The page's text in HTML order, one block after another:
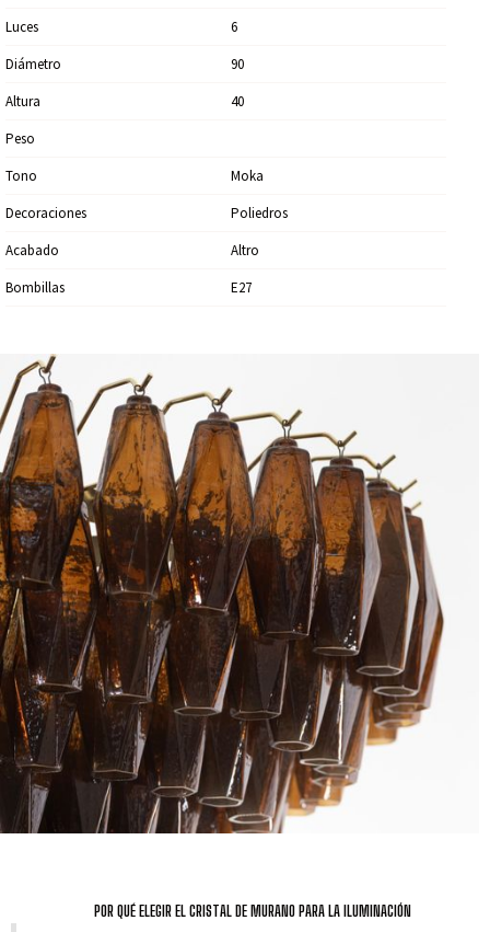
Luces
6
Diámetro
90
Altura
40
Peso
Tono
Moka
Decoraciones
Poliedros
Acabado
Altro
Bombillas
E27
POR QUÉ ELEGIR EL CRISTAL DE MURANO PARA LA ILUMINACIÓN